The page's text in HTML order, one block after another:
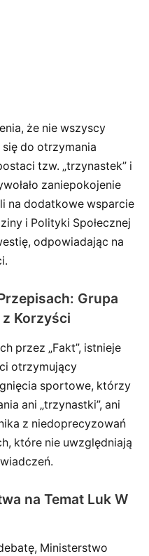
że nie wszyscy
do otrzymania
tzw. „trzynastek” i
zaniepokojenie
na dodatkowe wsparcie
i Polityki Społecznej
odpowiadając na
Grupa
Korzyści
przez „Fakt”, istnieje
otrzymujący
sportowe, którzy
ani „trzynastki”, ani
z niedoprecyzowań
które nie uwzględniają
na Temat Luk W
Ministerstwo